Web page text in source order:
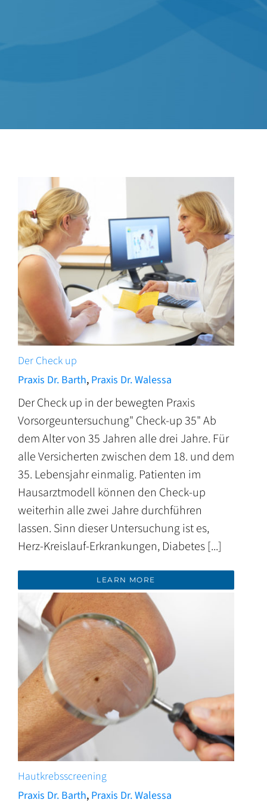
Der Check up
Praxis Dr. Barth, Praxis Dr. Walessa
Der Check up in der bewegten Praxis
Vorsorgeuntersuchung" Check-up 35" Ab
dem Alter von 35 Jahren alle drei Jahre. Für
alle Versicherten zwischen dem 18. und dem
35. Lebensjahr einmalig. Patienten im
Hausarztmodell können den Check-up
weiterhin alle zwei Jahre durchführen
lassen. Sinn dieser Untersuchung ist es,
Herz-Kreislauf-Erkrankungen, Diabetes [...]
LEARN MORE
Hautkrebsscreening
Praxis Dr. Barth, Praxis Dr. Walessa